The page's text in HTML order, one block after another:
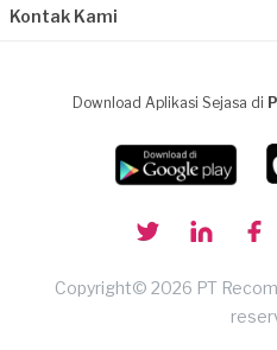
Kontak Kami
Download Aplikasi Sejasa di
Copyright© 2026 PT